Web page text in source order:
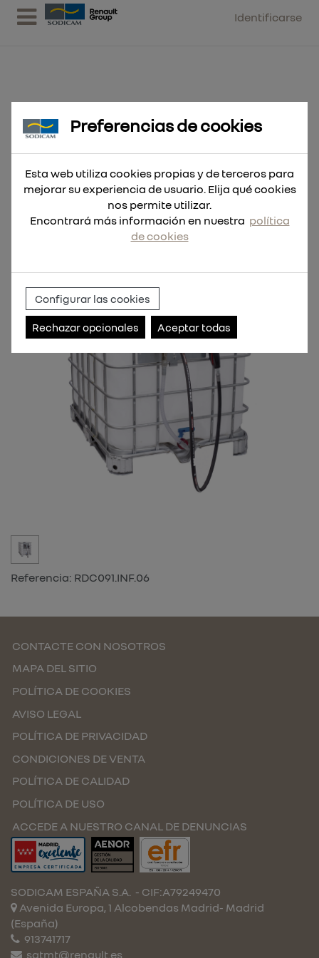
Identificarse
EQUIPO DE LUBRICACION PARA
GRG 1000L CON BOMBA
NEUMATICA RDC3, ASPIRACION INFERIOR
+ MA
Referencia: RDC091.INF.06
CONTACTE CON NOSOTROS
MAPA DEL SITIO
POLÍTICA DE COOKIES
AVISO LEGAL
POLÍTICA DE PRIVACIDAD
CONDICIONES DE VENTA
POLÍTICA DE CALIDAD
POLÍTICA DE USO
ACCEDE A NUESTRO CANAL DE DENUNCIAS
SODICAM ESPAÑA S.A. - CIF:A79249470
Avenida Europa, 1 Alcobendas Madrid- Madrid
(España)
913741717
satmt@renault.es
Preferencias de cookies
Esta web utiliza cookies propias y de terceros para
mejorar su experiencia de usuario. Elija qué cookies
nos permite utilizar.
Encontrará más información en nuestra política
de cookies
Configurar las cookies
Rechazar opcionales Aceptar todas